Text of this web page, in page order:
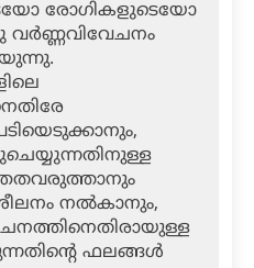
രോഗികളുടെയോ
വര്‍ണ്ണവിവേചനം
നല്‍കാനും,
ഫലങ്ങള്‍